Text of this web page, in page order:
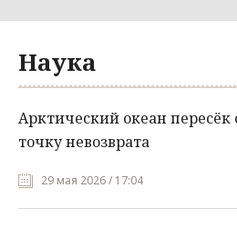
Наука
Арктический океан пересёк
точку невозврата
29 мая 2026 / 17:04